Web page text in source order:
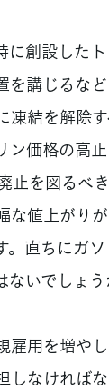
創設した
を講じるな
凍結を解除
価格の高止
止を図るべ
値上がりが
。直ちにガ
いでしょう
雇用を増や
しなければ